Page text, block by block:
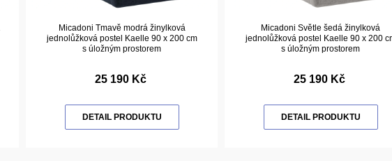
Micadoni Tmavě modrá žinylková
jednolůžková postel Kaelle 90 x 200 cm
s úložným prostorem
25 190 Kč
DETAIL PRODUKTU
Micadoni Světle šedá žinylková
jednolůžková postel Kaelle 90 x 200
s úložným prostorem
25 190 Kč
DETAIL PRODUKTU